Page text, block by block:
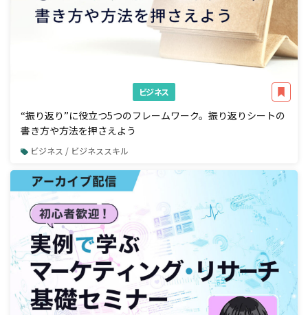
ビジネス
“振り返り”に役立つ5つのフレームワーク。振り返りシートの
書き方や方法を押さえよう
ビジネス / ビジネススキル